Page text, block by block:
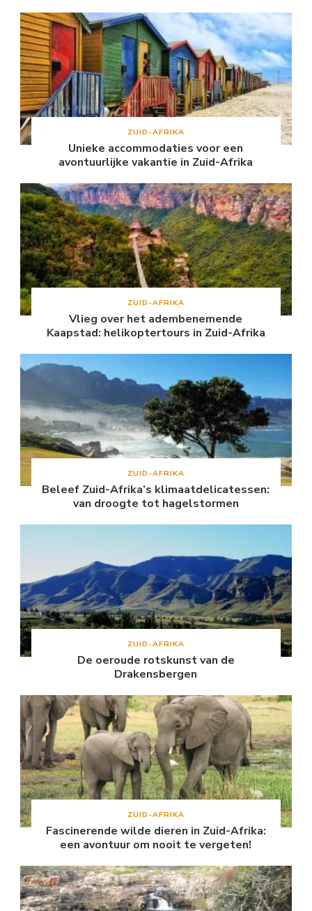
ZUID-AFRIKA
Unieke accommodaties voor een
avontuurlijke vakantie in Zuid-Afrika
ZUID-AFRIKA
Vlieg over het adembenemende
Kaapstad: helikoptertours in Zuid-Afrika
ZUID-AFRIKA
Beleef Zuid-Afrika’s klimaatdelicatessen:
van droogte tot hagelstormen
ZUID-AFRIKA
De oeroude rotskunst van de
Drakensbergen
ZUID-AFRIKA
Fascinerende wilde dieren in Zuid-Afrika:
een avontuur om nooit te vergeten!